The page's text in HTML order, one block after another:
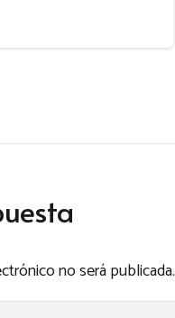
no será publicada.